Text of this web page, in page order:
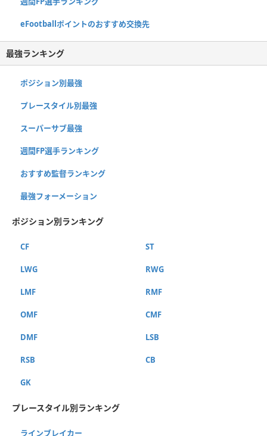
eFootballポイントのおすすめ交換先
最強ランキング
ポジション別最強
プレースタイル別最強
スーパーサブ最強
週間FP選手ランキング
おすすめ監督ランキング
最強フォーメーション
ポジション別ランキング
CF ST
LWG RWG
LMF RMF
OMF CMF
DMF LSB
RSB CB
GK
プレースタイル別ランキング
ラインブレイカー